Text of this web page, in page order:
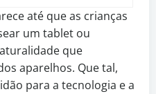
até que as crianças
um tablet ou
que
aparelhos. Que tal,
para a tecnologia e a